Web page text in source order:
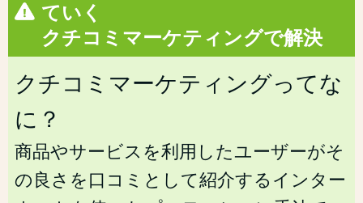
ていく
クチコミマーケティングで解決
クチコミマーケティングってな
に？
商品やサービスを利用したユーザーがそ
の良さを口コミとして紹介するインター